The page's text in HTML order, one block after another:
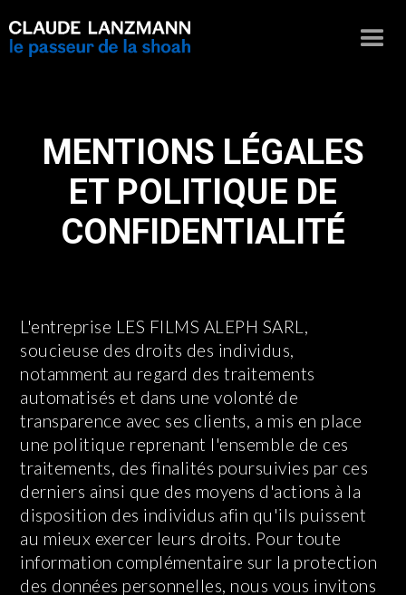
MENTIONS LÉGALES
ET POLITIQUE DE
CONFIDENTIALITÉ
L'entreprise LES FILMS ALEPH SARL,
soucieuse des droits des individus,
notamment au regard des traitements
automatisés et dans une volonté de
transparence avec ses clients, a mis en place
une politique reprenant l'ensemble de ces
traitements, des finalités poursuivies par ces
derniers ainsi que des moyens d'actions à la
disposition des individus afin qu'ils puissent
au mieux exercer leurs droits. Pour toute
information complémentaire sur la protection
des données personnelles, nous vous invitons